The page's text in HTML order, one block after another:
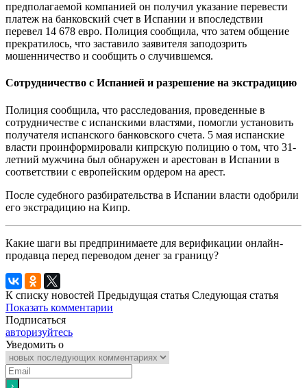
предполагаемой компанией он получил указание перевести
платеж на банковский счет в Испании и впоследствии
перевел 14 678 евро. Полиция сообщила, что затем общение
прекратилось, что заставило заявителя заподозрить
мошенничество и сообщить о случившемся.
Сотрудничество с Испанией и разрешение на экстрадицию
Полиция сообщила, что расследования, проведенные в
сотрудничестве с испанскими властями, помогли установить
получателя испанского банковского счета. 5 мая испанские
власти проинформировали кипрскую полицию о том, что 31-
летний мужчина был обнаружен и арестован в Испании в
соответствии с европейским ордером на арест.
После судебного разбирательства в Испании власти одобрили
его экстрадицию на Кипр.
Какие шаги вы предпринимаете для верификации онлайн-
продавца перед переводом денег за границу?
К списку новостей Предыдущая статья Следующая статья
Показать комментарии
Подписаться
авторизуйтесь
Уведомить о